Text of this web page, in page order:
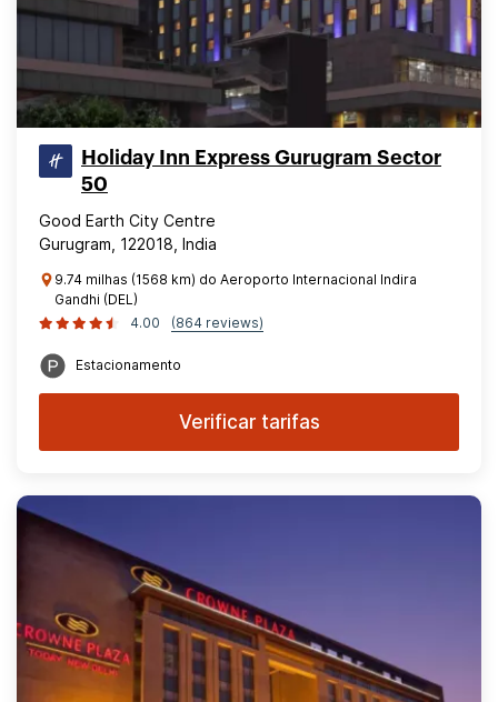
Holiday Inn Express Gurugram Sector
50
Good Earth City Centre
Gurugram, 122018, India
9.74 milhas (1568 km) do Aeroporto Internacional Indira
Gandhi (DEL)
4.00
(864 reviews)
Estacionamento
Verificar tarifas